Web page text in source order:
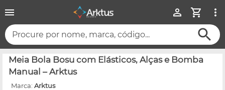
Procure por nome, marca, código...
Meia Bola Bosu com Elásticos, Alças e Bomba
Manual – Arktus
Marca: Arktus